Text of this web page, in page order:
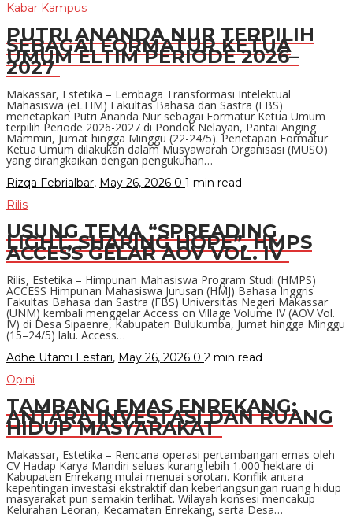
Kabar Kampus
PUTRI ANANDA NUR TERPILIH
SEBAGAI FORMATUR KETUA
UMUM ELTIM PERIODE 2026–
2027
Makassar, Estetika – Lembaga Transformasi Intelektual
Mahasiswa (eLTIM) Fakultas Bahasa dan Sastra (FBS)
menetapkan Putri Ananda Nur sebagai Formatur Ketua Umum
terpilih Periode 2026-2027 di Pondok Nelayan, Pantai Anging
Mammiri, Jumat hingga Minggu (22-24/5). Penetapan Formatur
Ketua Umum dilakukan dalam Musyawarah Organisasi (MUSO)
yang dirangkaikan dengan pengukuhan…
Rizqa Febrialbar, May 26, 2026 0 1 min read
Rilis
USUNG TEMA “SPREADING
LIGHT, SHARING HOPE”, HMPS
ACCESS GELAR AOV VOL. IV
Rilis, Estetika – Himpunan Mahasiswa Program Studi (HMPS)
ACCESS Himpunan Mahasiswa Jurusan (HMJ) Bahasa Inggris
Fakultas Bahasa dan Sastra (FBS) Universitas Negeri Makassar
(UNM) kembali menggelar Access on Village Volume IV (AOV Vol.
IV) di Desa Sipaenre, Kabupaten Bulukumba, Jumat hingga Minggu
(15–24/5) lalu. Access…
Adhe Utami Lestari, May 26, 2026 0 2 min read
Opini
TAMBANG EMAS ENREKANG:
ANTARA INVESTASI DAN RUANG
HIDUP MASYARAKAT
Makassar, Estetika – Rencana operasi pertambangan emas oleh
CV Hadap Karya Mandiri seluas kurang lebih 1.000 hektare di
Kabupaten Enrekang mulai menuai sorotan. Konflik antara
kepentingan investasi ekstraktif dan keberlangsungan ruang hidup
masyarakat pun semakin terlihat. Wilayah konsesi mencakup
Kelurahan Leoran, Kecamatan Enrekang, serta Desa…